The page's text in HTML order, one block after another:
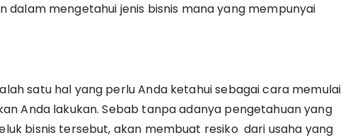
dalam mengetahui jenis bisnis mana yang mempunyai
satu hal yang perlu Anda ketahui sebagai cara memulai
Anda lakukan. Sebab tanpa adanya pengetahuan yang
bisnis tersebut, akan membuat resiko dari usaha yang